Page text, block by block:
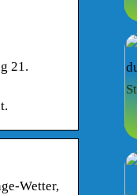
21.
Wetter,